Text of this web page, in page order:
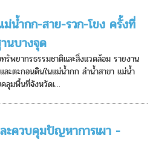
น้ำกก-สาย-รวก-โขง ครั้งที่
นบางจุด
พยากรธรรมชาติและสิ่งแวดล้อม รายงาน
ะตะกอนดินในแม่น้ำกก ลำน้ำสาขา แม่น้ำ
ลุมพื้นที่จังหวัดเ...
ะควบคุมปัญหาการเผา -